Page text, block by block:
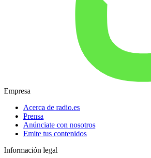
Empresa
Acerca de radio.es
Prensa
Anúnciate con nosotros
Emite tus contenidos
Información legal